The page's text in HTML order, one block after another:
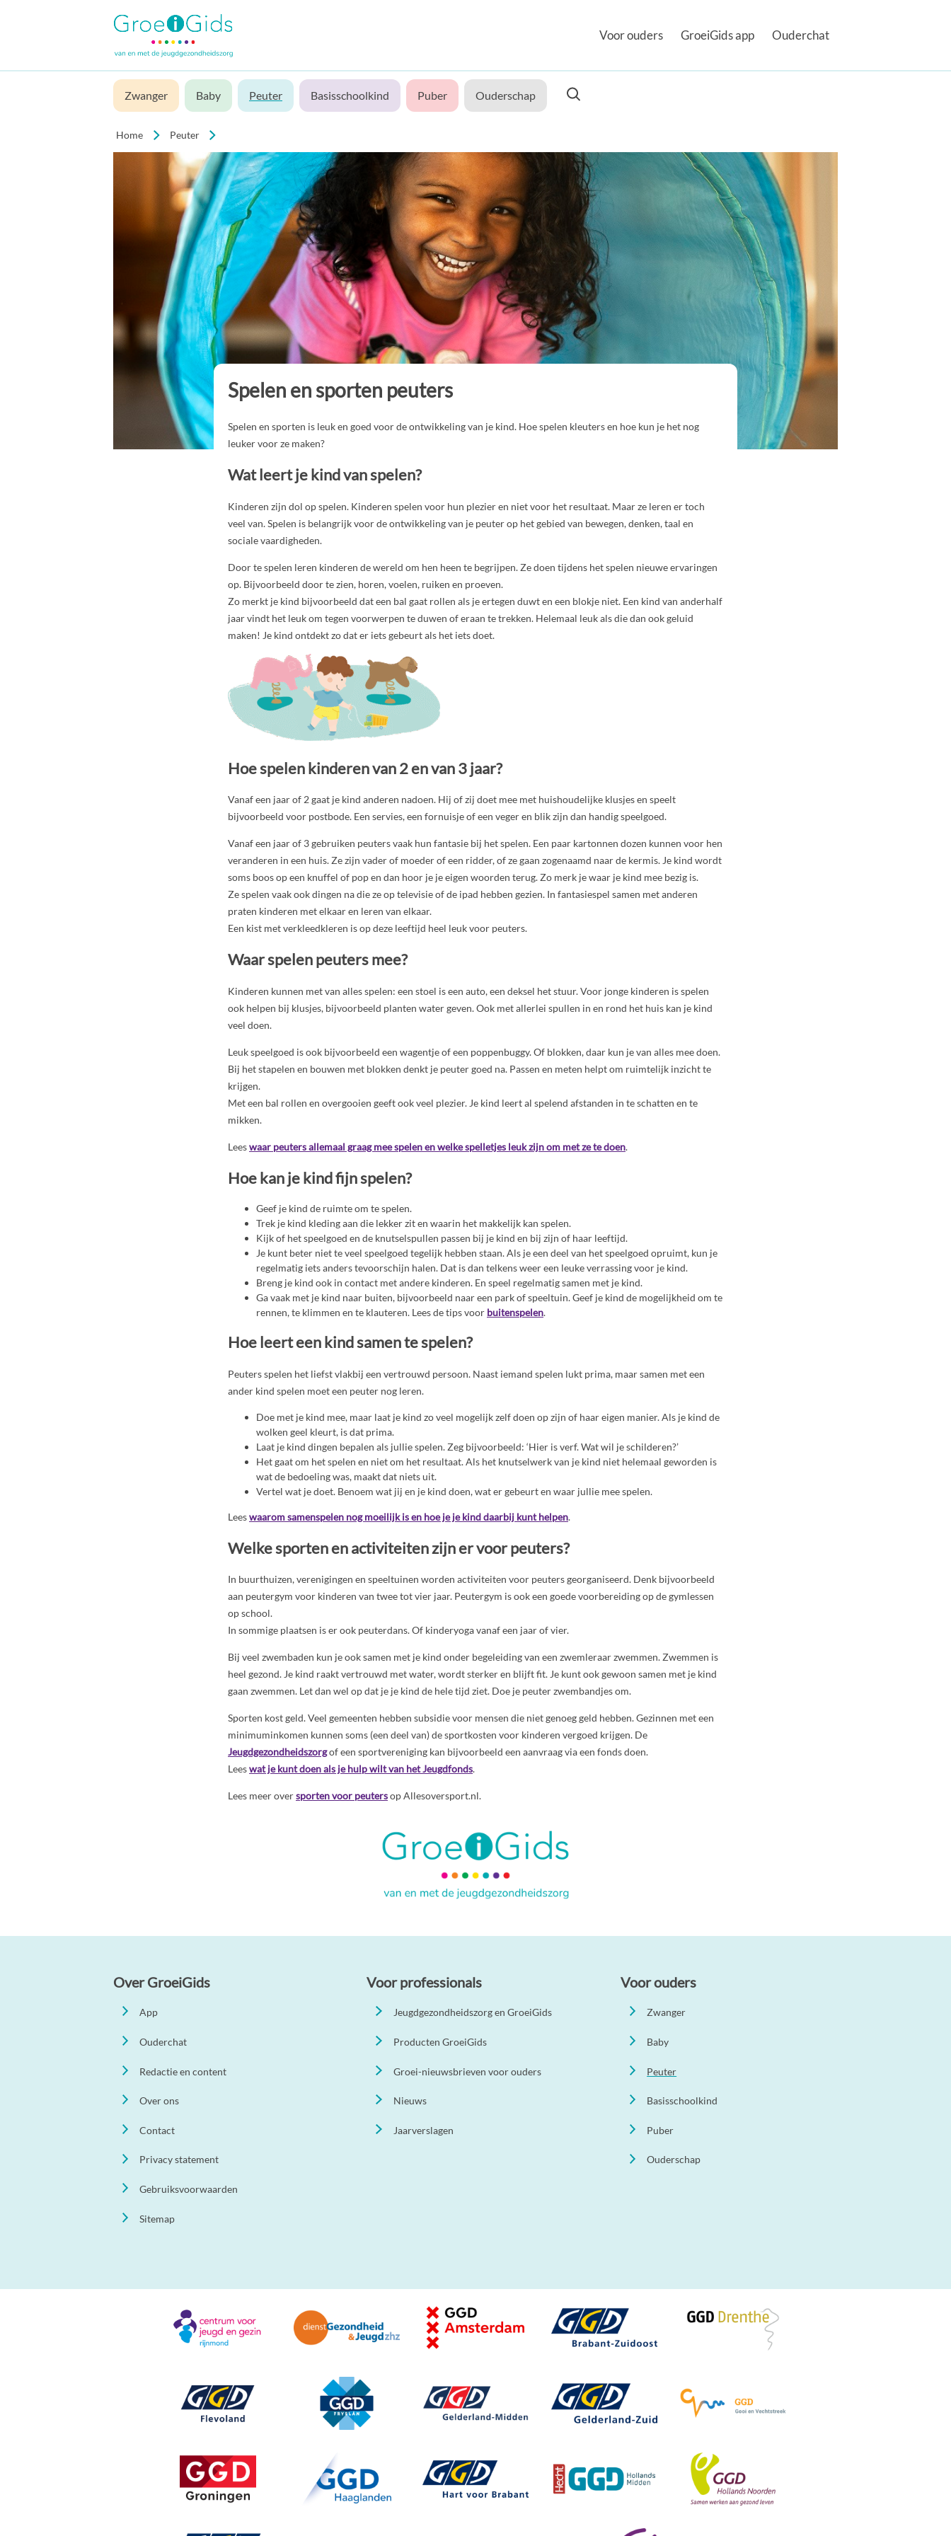
Voor ouders GroeiGids app Ouderchat
Zwanger Baby Peuter Basisschoolkind Puber Ouderschap
Home Peuter
Spelen en sporten peuters
Spelen en sporten is leuk en goed voor de ontwikkeling van je kind. Hoe spelen kleuters en hoe kun je het nog
leuker voor ze maken?
Wat leert je kind van spelen?
Kinderen zijn dol op spelen. Kinderen spelen voor hun plezier en niet voor het resultaat. Maar ze leren er toch
veel van. Spelen is belangrijk voor de ontwikkeling van je peuter op het gebied van bewegen, denken, taal en
sociale vaardigheden.
Door te spelen leren kinderen de wereld om hen heen te begrijpen. Ze doen tijdens het spelen nieuwe ervaringen
op. Bijvoorbeeld door te zien, horen, voelen, ruiken en proeven.
Zo merkt je kind bijvoorbeeld dat een bal gaat rollen als je ertegen duwt en een blokje niet. Een kind van anderhalf
jaar vindt het leuk om tegen voorwerpen te duwen of eraan te trekken. Helemaal leuk als die dan ook geluid
maken! Je kind ontdekt zo dat er iets gebeurt als het iets doet.
Hoe spelen kinderen van 2 en van 3 jaar?
Vanaf een jaar of 2 gaat je kind anderen nadoen. Hij of zij doet mee met huishoudelijke klusjes en speelt
bijvoorbeeld voor postbode. Een servies, een fornuisje of een veger en blik zijn dan handig speelgoed.
Vanaf een jaar of 3 gebruiken peuters vaak hun fantasie bij het spelen. Een paar kartonnen dozen kunnen voor hen
veranderen in een huis. Ze zijn vader of moeder of een ridder, of ze gaan zogenaamd naar de kermis. Je kind wordt
soms boos op een knuffel of pop en dan hoor je je eigen woorden terug. Zo merk je waar je kind mee bezig is.
Ze spelen vaak ook dingen na die ze op televisie of de ipad hebben gezien. In fantasiespel samen met anderen
praten kinderen met elkaar en leren van elkaar.
Een kist met verkleedkleren is op deze leeftijd heel leuk voor peuters.
Waar spelen peuters mee?
Kinderen kunnen met van alles spelen: een stoel is een auto, een deksel het stuur. Voor jonge kinderen is spelen
ook helpen bij klusjes, bijvoorbeeld planten water geven. Ook met allerlei spullen in en rond het huis kan je kind
veel doen.
Leuk speelgoed is ook bijvoorbeeld een wagentje of een poppenbuggy. Of blokken, daar kun je van alles mee doen.
Bij het stapelen en bouwen met blokken denkt je peuter goed na. Passen en meten helpt om ruimtelijk inzicht te
krijgen.
Met een bal rollen en overgooien geeft ook veel plezier. Je kind leert al spelend afstanden in te schatten en te
mikken.
Leeswaar peuters allemaal graag mee spelen en welke spelletjes leuk zijn om met ze te doen.
Hoe kan je kind fijn spelen?
Geef je kind de ruimte om te spelen.
Trek je kind kleding aan die lekker zit en waarin het makkelijk kan spelen.
Kijk of het speelgoed en de knutselspullen passen bij je kind en bij zijn of haar leeftijd.
Je kunt beter niet te veel speelgoed tegelijk hebben staan. Als je een deel van het speelgoed opruimt, kun je
regelmatig iets anders tevoorschijn halen. Dat is dan telkens weer een leuke verrassing voor je kind.
Breng je kind ook in contact met andere kinderen. En speel regelmatig samen met je kind.
Ga vaak met je kind naar buiten, bijvoorbeeld naar een park of speeltuin. Geef je kind de mogelijkheid om te
rennen, te klimmen en te klauteren. Lees de tips voor buitenspelen.
Hoe leert een kind samen te spelen?
Peuters spelen het liefst vlakbij een vertrouwd persoon. Naast iemand spelen lukt prima, maar samen met een
ander kind spelen moet een peuter nog leren.
Doe met je kind mee, maar laat je kind zo veel mogelijk zelf doen op zijn of haar eigen manier. Als je kind de
wolken geel kleurt, is dat prima.
Laat je kind dingen bepalen als jullie spelen. Zeg bijvoorbeeld: ‘Hier is verf. Wat wil je schilderen?’
Het gaat om het spelen en niet om het resultaat. Als het knutselwerk van je kind niet helemaal geworden is
wat de bedoeling was, maakt dat niets uit.
Vertel wat je doet. Benoem wat jij en je kind doen, wat er gebeurt en waar jullie mee spelen.
Leeswaarom samenspelen nog moeilijk is en hoe je je kind daarbij kunt helpen.
Welke sporten en activiteiten zijn er voor peuters?
In buurthuizen, verenigingen en speeltuinen worden activiteiten voor peuters georganiseerd. Denk bijvoorbeeld
aan peutergym voor kinderen van twee tot vier jaar. Peutergym is ook een goede voorbereiding op de gymlessen
op school.
In sommige plaatsen is er ook peuterdans. Of kinderyoga vanaf een jaar of vier.
Bij veel zwembaden kun je ook samen met je kind onder begeleiding van een zwemleraar zwemmen. Zwemmen is
heel gezond. Je kind raakt vertrouwd met water, wordt sterker en blijft fit. Je kunt ook gewoon samen met je kind
gaan zwemmen. Let dan wel op dat je je kind de hele tijd ziet. Doe je peuter zwembandjes om.
Sporten kost geld. Veel gemeenten hebben subsidie voor mensen die niet genoeg geld hebben. Gezinnen met een
minimuminkomen kunnen soms (een deel van) de sportkosten voor kinderen vergoed krijgen. De
Jeugdgezondheidszorgof een sportvereniging kan bijvoorbeeld een aanvraag via een fonds doen.
Leeswat je kunt doen als je hulp wilt van het Jeugdfonds.
Lees meer oversporten voor peutersop Allesoversport.nl.
Over GroeiGids
App
Ouderchat
Redactie en content
Over ons
Contact
Privacy statement
Gebruiksvoorwaarden
Sitemap
Voor professionals
Jeugdgezondheidszorg en GroeiGids
Producten GroeiGids
Groei-nieuwsbrieven voor ouders
Nieuws
Jaarverslagen
Voor ouders
Zwanger
Baby
Peuter
Basisschoolkind
Puber
Ouderschap